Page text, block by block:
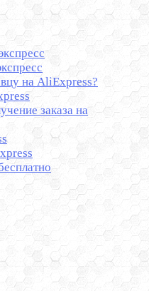
на AliExpress?
заказа на